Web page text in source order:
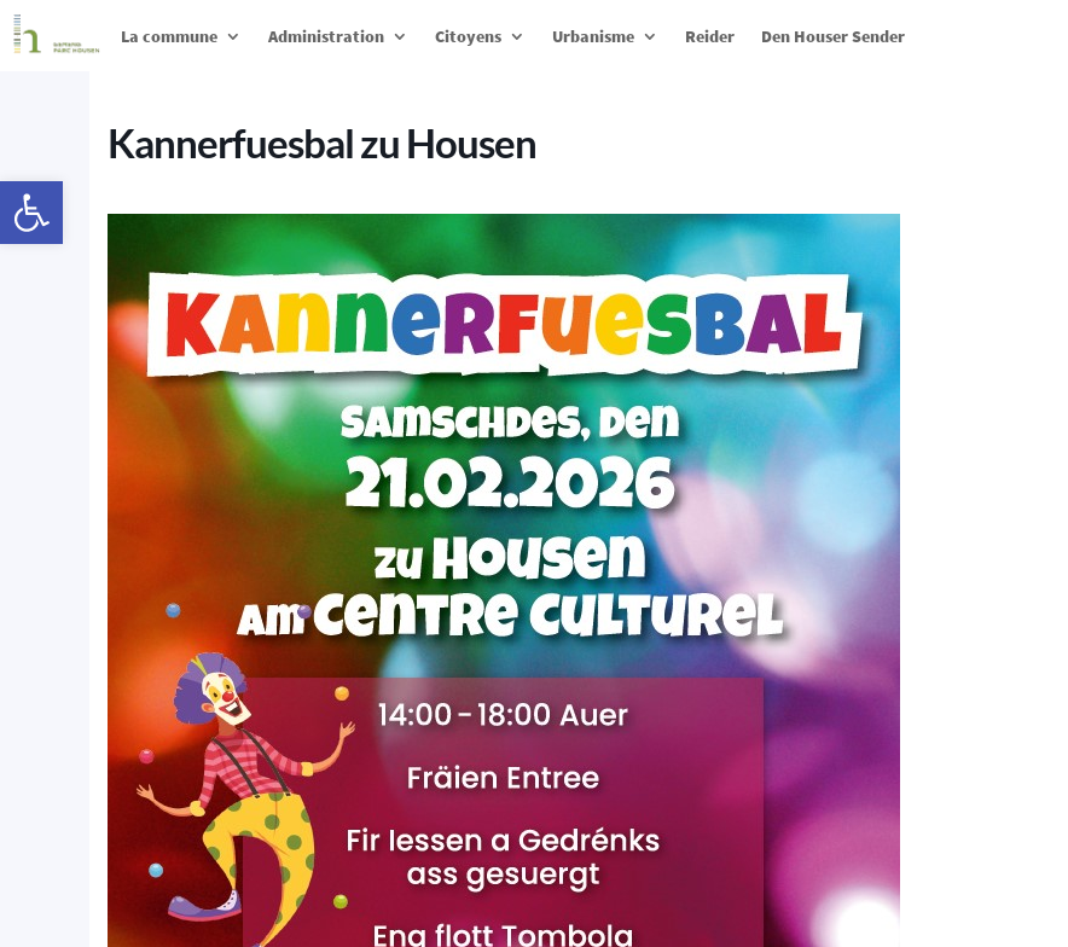
La commune Administration Citoyens Urbanisme Reider Den Houser Sender
Kannerfuesbal zu Housen
Ouvrir la barre d’outils